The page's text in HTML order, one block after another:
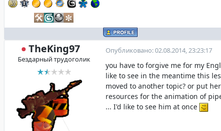
TheKing97
Бездарный трудоголик
Опубликовано: 02.08.2014, 23:23:17
you have to forgive me for my
like to see in the meantime this
moved to another topic? or put
resources for the animation of
... I'd like to see him at once